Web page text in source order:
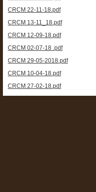
CRCM 22-11-18.pdf
CRCM 13-11_18.pdf
CRCM 12-09-18.pdf
CRCM 02-07-18 .pdf
CRCM 29-05-2018.pdf
CRCM 10-04-18.pdf
CRCM 27-02-18.pdf